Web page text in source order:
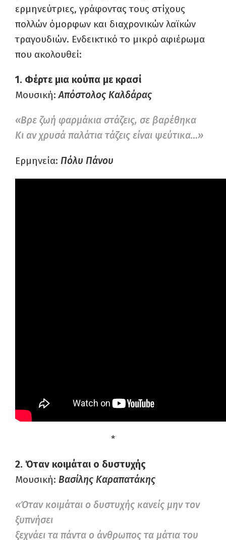
ερμηνεύτριες, γράφοντας τους στίχους
πολλών όμορφων και διαχρονικών λαϊκών
τραγουδιών. Ενδεικτικό το μικρό αφιέρωμα
που ακολουθεί:
1. Φέρτε μια κούπα με κρασί
Μουσική:Απόστολος Καλδάρας
«Βρε ζωή φαρμάκια στάζεις, σε βαρέθηκα
Κι αν χρυσά παλάτια τάζεις είναι ψεύτικα…»
Ερμηνεία: Πόλυ Πάνου
*
2. Όταν κοιμάται ο δυστυχής
Μουσική: Βασίλης Καραπατάκης
«Όταν κοιμάται ο δυστυχής κανείς μην τον
ξυπνήσει
ξεχνάει τα πάντα ο άνθρωπος τα μάτια του